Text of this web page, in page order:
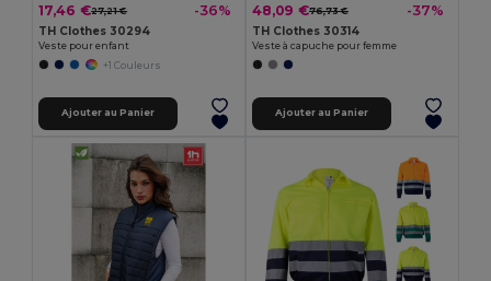
17,46 €27,21 € -36%
TH Clothes 30294
Veste pour enfant
+1 Couleurs
Ajouter au Panier
48,09 €76,73 € -37%
TH Clothes 30314
Veste à capuche pour femme
Ajouter au Panier